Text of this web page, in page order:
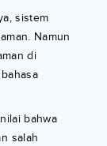
sistem
Namun
di
bahwa
salah